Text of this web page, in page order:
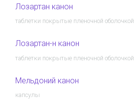
Лозартан канон
таблетки покрытые пленочной оболочкой
Лозартан-н канон
таблетки покрытые пленочной оболочкой
Мельдоний канон
капсулы